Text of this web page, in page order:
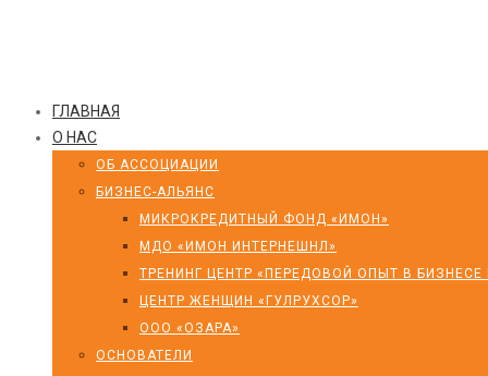
ГЛАВНАЯ
О НАС
ОБ АССОЦИАЦИИ
БИЗНЕС-АЛЬЯНС
МИКРОКРЕДИТНЫЙ ФОНД «ИМОН»
МДО «ИМОН ИНТЕРНЕШНЛ»
ТРЕНИНГ ЦЕНТР «ПЕРЕДОВОЙ ОПЫТ В
ЦЕНТР ЖЕНЩИН «ГУЛРУХСОР»
ООО «ОЗАРА»
ОСНОВАТЕЛИ